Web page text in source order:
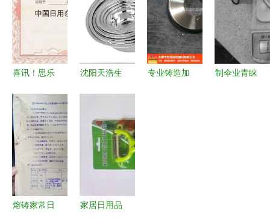
能日用杂品
行业新未来
满落幕 聚
智笃行，撑
起伞业高质
量发展新天
喜讯！思乐
首家工业设
计中心，日
用杂品领域
再添荣耀
沈阳天浩生
边调料缸，
无磁设计，
厂家直供日
专业铸造加
制伞业青睐
熔铸家常日 家居日用品